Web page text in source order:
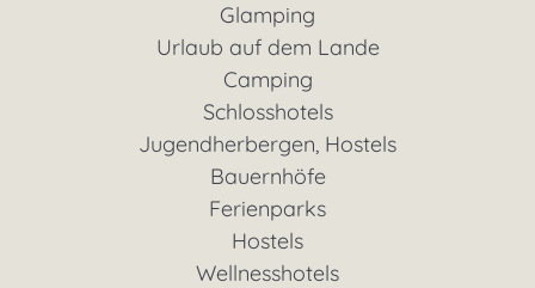
Glamping
Urlaub auf dem Lande
Camping
Schlosshotels
Jugendherbergen, Hostels
Bauernhöfe
Ferienparks
Hostels
Wellnesshotels